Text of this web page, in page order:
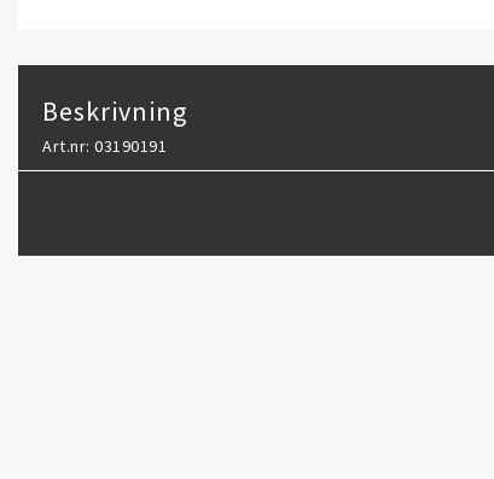
Beskrivning
Art.nr: 03190191